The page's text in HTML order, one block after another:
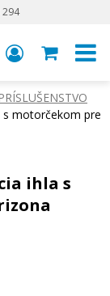
294
s motorčekom pre
ihla s